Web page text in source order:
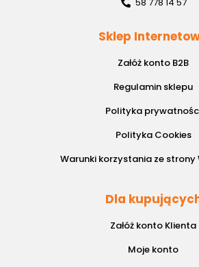
Sklep
Załóż konto B2B
Regulamin sklepu
Polityka
Polityka Cookies
Warunki korzystania ze strony
Dla
Załóż konto Klienta
Moje konto